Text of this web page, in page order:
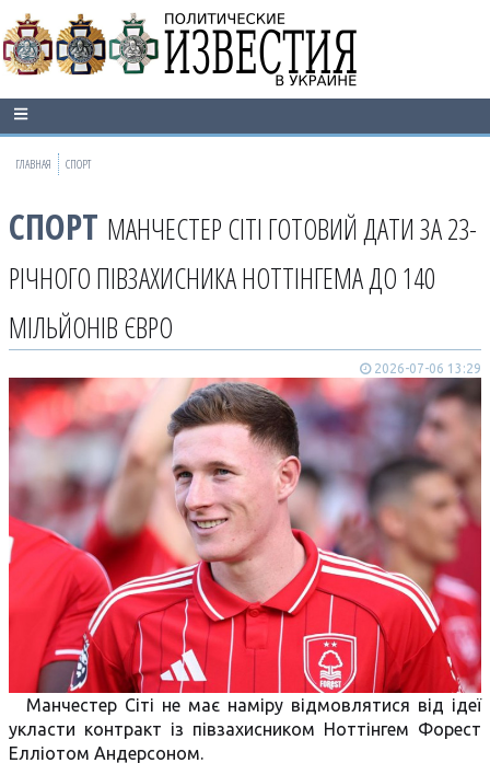
ГЛАВНАЯ СПОРТ
СПОРТ МАНЧЕСТЕР СІТІ ГОТОВИЙ ДАТИ ЗА 23-
РІЧНОГО ПІВЗАХИСНИКА НОТТІНГЕМА ДО 140
МІЛЬЙОНІВ ЄВРО
2026-07-06 13:29
Манчестер Сіті не має наміру відмовлятися від ідеї
укласти контракт із півзахисником Ноттінгем Форест
Елліотом Андерсоном.